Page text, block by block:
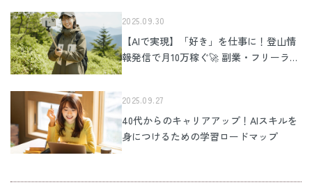
2025.09.30
【AIで実現】「好き」を仕事に！登山情
報発信で月10万稼ぐ🚀 副業・フリーラン
2025.09.27
40代からのキャリアアップ！AIスキルを
身につけるための学習ロードマップ